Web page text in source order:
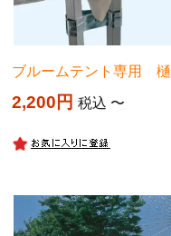
ブルームテント専用 樋
2,200 税込 〜